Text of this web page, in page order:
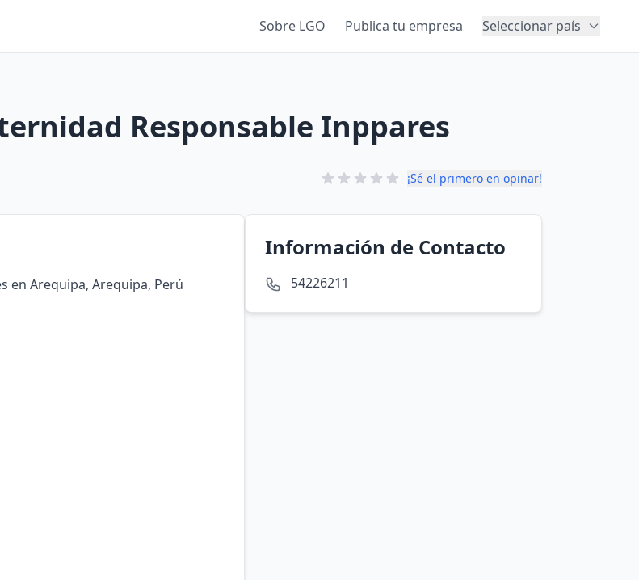
Sobre LGO Publica tu empresa Seleccionar país
Responsable Inppares
¡Sé el primero en opinar!
en Arequipa, Arequipa, Perú
Información de Contacto
54226211